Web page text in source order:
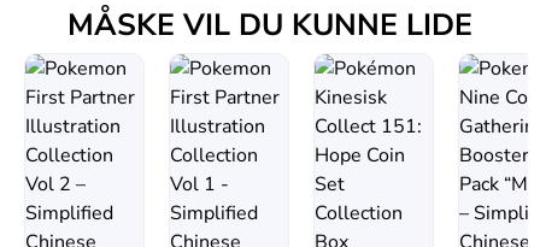
MÅSKE VIL DU KUNNE LIDE